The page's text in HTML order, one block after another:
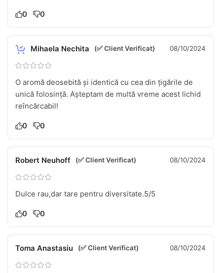
0 0
Mihaela Nechita (✅ Client Verificat) 08/10/2024
O aromă deosebită și identică cu cea din țigările de
unică folosință. Așteptam de multă vreme acest lichid
reîncărcabil!
0 0
Robert Neuhoff (✅ Client Verificat) 08/10/2024
Dulce rau,dar tare pentru diversitate.5/5
0 0
Toma Anastasiu (✅ Client Verificat) 08/10/2024